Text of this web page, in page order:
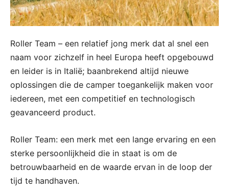
Roller Team – een relatief jong merk dat al snel een
naam voor zichzelf in heel Europa heeft opgebouwd
en leider is in Italië; baanbrekend altijd nieuwe
oplossingen die de camper toegankelijk maken voor
iedereen, met een competitief en technologisch
geavanceerd product.
Roller Team: een merk met een lange ervaring en een
sterke persoonlijkheid die in staat is om de
betrouwbaarheid en de waarde ervan in de loop der
tijd te handhaven.